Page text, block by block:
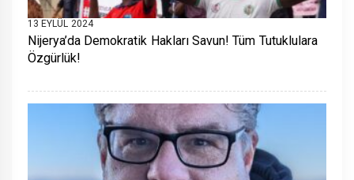
13 EYLÜL 2024
Nijerya’da Demokratik Hakları Savun! Tüm Tutuklulara
Özgürlük!